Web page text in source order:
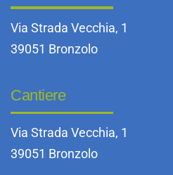
Via Strada Vecchia, 1
39051 Bronzolo
Cantiere
Via Strada Vecchia, 1
39051 Bronzolo